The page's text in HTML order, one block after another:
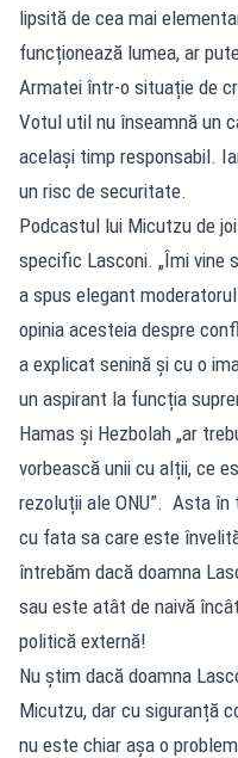
lipsită de cea mai
funcționează lumea, ar
Armatei într-o situație de
Votul util nu înseamnă un
același timp responsabil.
un risc de securitate.
Podcastul lui Micutzu de
specific Lasconi. „Îmi vine
a spus elegant
opinia acesteia despre
a explicat senină și cu o
un aspirant la funcția
Hamas și Hezbolah „ar
vorbească unii cu alții, ce
rezoluții ale ONU”. Asta în
cu fata sa care este
întrebăm dacă doamna
sau este atât de naivă
politică externă!
Nu știm dacă doamna
Micutzu, dar cu siguranță
nu este chiar așa o